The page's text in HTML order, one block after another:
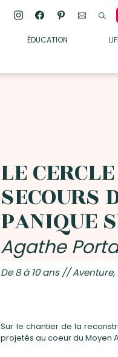
ÉDUCATION
LE
SECOURS
PANIQUE
Agathe
De 8 à 10 ans //
Sur le chantier de la
projetés au coeur du Moyen